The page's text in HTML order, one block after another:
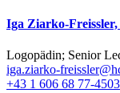
Iga Ziarko-
Logopädin; Senior
iga.ziarko-
+43 1 606 68 77-4503